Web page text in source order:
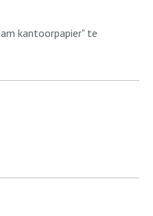
kantoorpapier" te